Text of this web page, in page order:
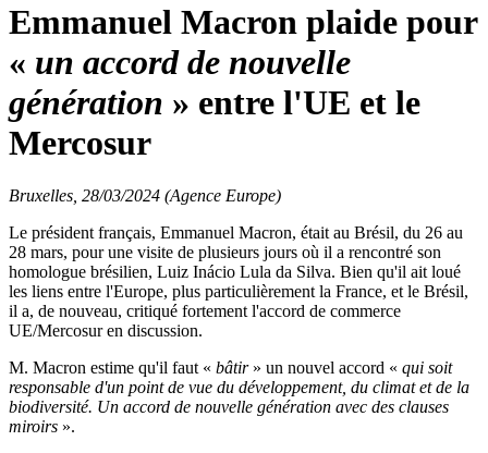
Emmanuel Macron plaide pour
« un accord de nouvelle
génération » entre l'UE et le
Mercosur
Bruxelles, 28/03/2024 (Agence Europe)
Le président français, Emmanuel Macron, était au Brésil, du 26 au
28 mars, pour une visite de plusieurs jours où il a rencontré son
homologue brésilien, Luiz Inácio Lula da Silva. Bien qu'il ait loué
les liens entre l'Europe, plus particulièrement la France, et le Brésil,
il a, de nouveau, critiqué fortement l'accord de commerce
UE/Mercosur en discussion.
M. Macron estime qu'il faut « bâtir» un nouvel accord « qui soit
responsable d'un point de vue du développement, du climat et de la
biodiversité. Un accord de nouvelle génération avec des clauses
miroirs ».